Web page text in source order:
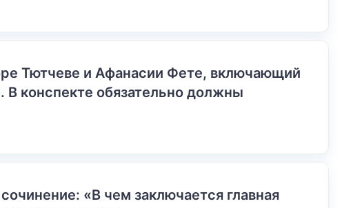
Тютчеве и Афанасии Фете, включающий
конспекте обязательно должны
«В чем заключается главная